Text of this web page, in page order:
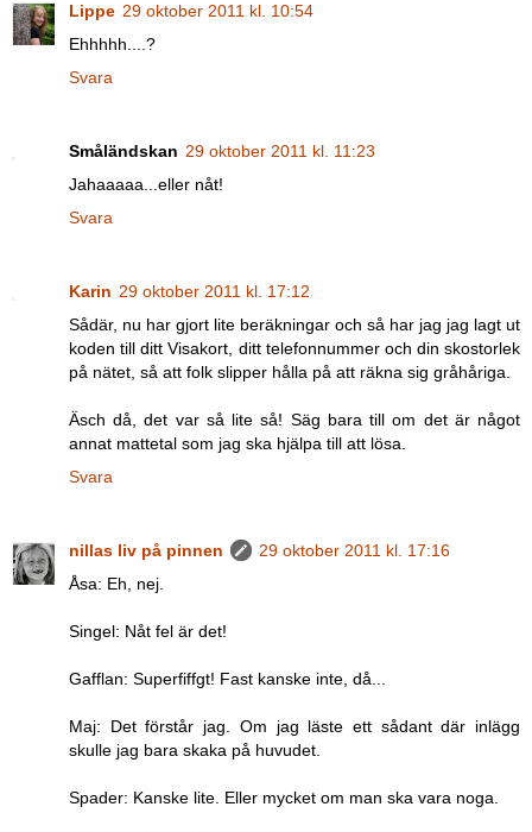
Lippe 29 oktober 2011 kl. 10:54
Ehhhhh....?
Svara
Småländskan 29 oktober 2011 kl. 11:23
Jahaaaaa...eller nåt!
Svara
Karin 29 oktober 2011 kl. 17:12
Sådär, nu har gjort lite beräkningar och så har jag jag lagt ut
koden till ditt Visakort, ditt telefonnummer och din skostorlek
på nätet, så att folk slipper hålla på att räkna sig gråhåriga.
Äsch då, det var så lite så! Säg bara till om det är något
annat mattetal som jag ska hjälpa till att lösa.
Svara
nillas liv på pinnen
29 oktober 2011 kl. 17:16
Åsa: Eh, nej.
Singel: Nåt fel är det!
Gafflan: Superfiffgt! Fast kanske inte, då...
Maj: Det förstår jag. Om jag läste ett sådant där inlägg
skulle jag bara skaka på huvudet.
Spader: Kanske lite. Eller mycket om man ska vara noga.